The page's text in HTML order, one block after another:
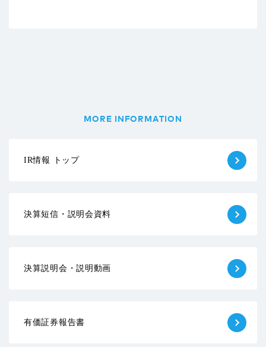
MORE INFORMATION
IR情報 トップ
決算短信・説明会資料
決算説明会・説明動画
有価証券報告書